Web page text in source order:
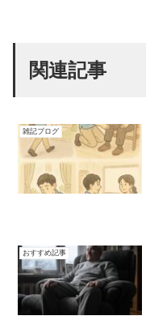
関連記事
雑記ブログ
おすすめ記事